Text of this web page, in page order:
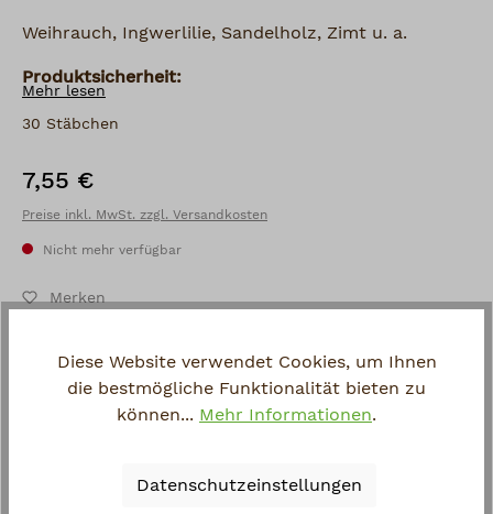
Weihrauch, Ingwerlilie, Sandelholz, Zimt u. a.
Produktsicherheit:
Importiert durch:
Cornelia Schütt - Kaïnata
22763 Hamburg, D
mail@kumikoh.com
Herkunftsland:
Achtung:
Kleine Kinder und Tiere von brennendem
Räucherwerk fernhalten.
Mehr lesen
30 Stäbchen
Regulärer Preis:
7,55 €
Preise inkl. MwSt. zzgl. Versandkosten
Nicht mehr verfügbar
Merken
Hersteller:Shoyeido
Fragen zum Artikel?
Diese Website verwendet Cookies, um Ihnen
die bestmögliche Funktionalität bieten zu
können... Mehr Informationen.
Datenschutzeinstellungen